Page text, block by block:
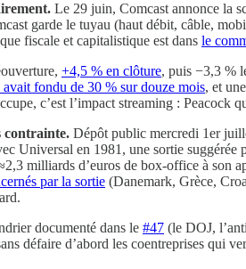
Le 29 juin, Comcast annonce la
garde le tuyau (haut débit, câble,
fiscale et capitalistique est dans le
+4,5 % en clôture, puis −3,3 %
fondu de 30 % sur douze mois, et
c’est l’impact streaming :
contrainte. Dépôt public mercredi 1er
Universal en 1981, une sortie
milliards d’euros de box-office à son
par la sortie (Danemark, Grèce,
documenté dans le #47 (le DOJ,
défaire d’abord les coentreprises qui